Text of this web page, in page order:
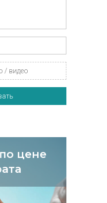
/ видео
цене